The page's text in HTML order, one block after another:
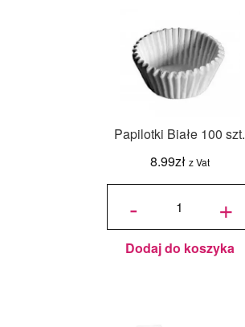
Papilotki Białe 100 szt.
8.99zł z Vat
-
ilość
100 szt. +
Dodaj do koszyka